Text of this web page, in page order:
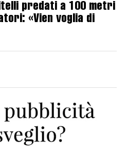
predati a 100 metri
«Vien voglia di